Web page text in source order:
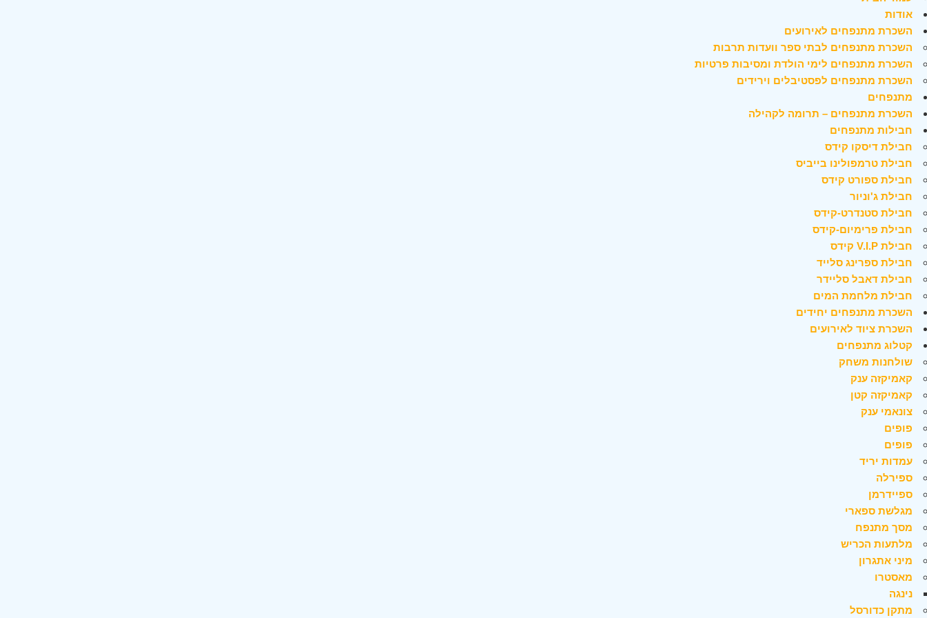
אודות
השכרת מתנפחים לאירועים
השכרת מתנפחים לבתי ספר וועדות תרבות
השכרת מתנפחים לימי הולדת ומסיבות פרטיות
השכרת מתנפחים לפסטיבלים וירידים
מתנפחים
השכרת מתנפחים – תרומה לקהילה
חבילות מתנפחים
חבילת דיסקו קידס
חבילת טרמפולינו בייביס
חבילת ספורט קידס
חבילת ג'וניור
חבילת סטנדרט-קידס
חבילת פרימיום-קידס
חבילת V.I.P קידס
חבילת ספרינג סלייד
חבילת דאבל סליידר
חבילת מלחמת המים
השכרת מתנפחים יחידים
השכרת ציוד לאירועים
קטלוג מתנפחים
שולחנות משחק
קאמיקזה ענק
קאמיקזה קטן
צונאמי ענק
פופים
פופים
עמדות יריד
ספירלה
ספיידרמן
מגלשת ספארי
מסך מתנפח
מלתעות הכריש
מיני אתגרון
מאסטרו
נינגה
מתקן כדורסל